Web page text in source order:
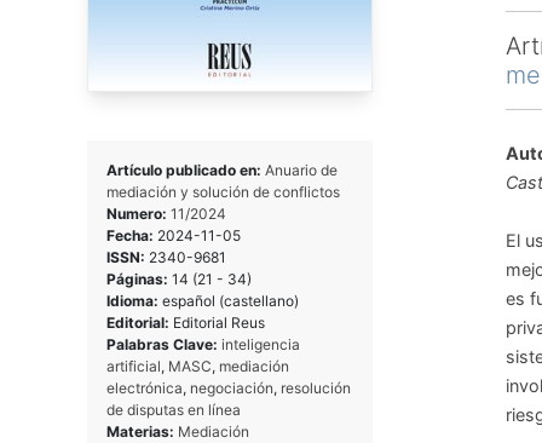
Artículo publicado en: Anuario de
mediación y solución de conflictos
Numero: 11/2024
Fecha: 2024-11-05
ISSN: 2340-9681
Páginas: 14 (21 - 34)
Idioma: español (castellano)
Editorial: Editorial Reus
Palabras Clave: inteligencia
artificial, MASC, mediación
electrónica, negociación, resolución
de disputas en línea
Materias: Mediación
El
es